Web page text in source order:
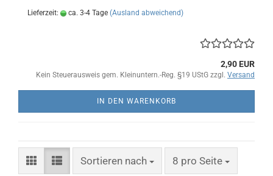
Lieferzeit: ca. 3-4 Tage (Ausland abweichend)
2,90 EUR
Kein Steuerausweis gem. Kleinuntern.-Reg. §19 UStG zzgl. Versand
IN DEN WARENKORB
Sortieren nach
Sortieren nach 8 pro Seite
pro Seite